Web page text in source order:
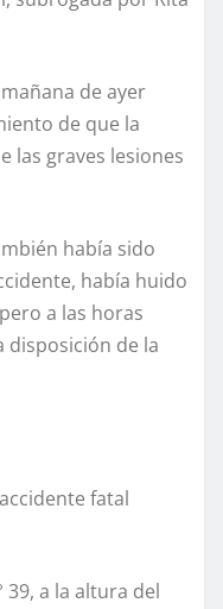
de ayer
de que la
las graves lesiones
había sido
había huido
a las horas
disposición de la
fatal
a la altura del